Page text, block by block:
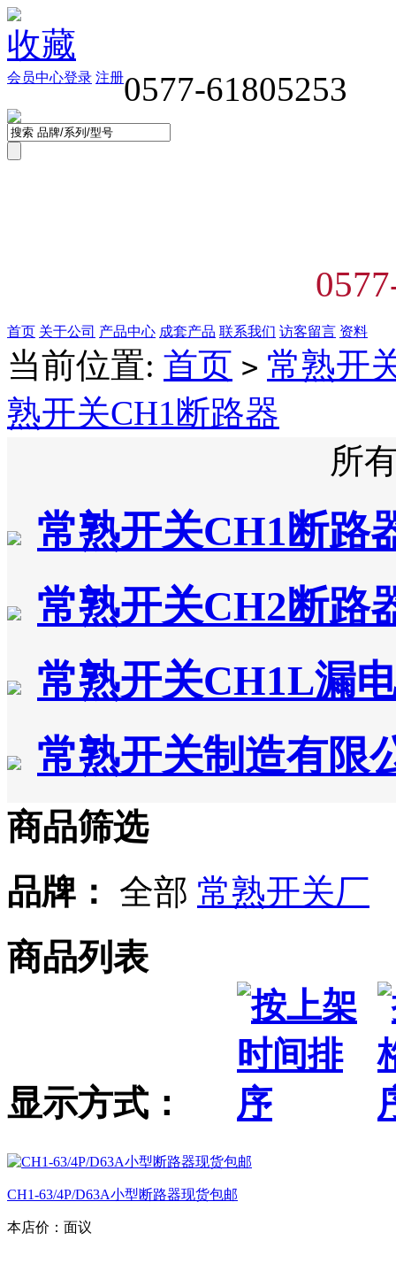
收藏
0577-61805253
登录 注册
会员中心
首页 关于公司 产品中心 成套产品 联系我们 访客留言 资料
当前位置: 首页 > 常熟开
熟开关CH1断路器
所
常熟开关CH1断路
常熟开关CH2断路
常熟开关CH1L漏
常熟开关制造有限
商品筛选
品牌： 全部 常熟开关厂
商品列表
显示方式：
CH1-63/4P/D63A小型断路器现货包邮
本店价： 面议